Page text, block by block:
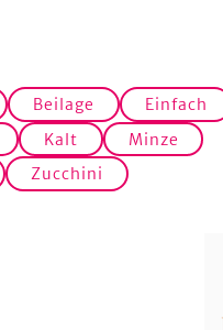
Beilage
Einfach
Kalt
Minze
Zucchini